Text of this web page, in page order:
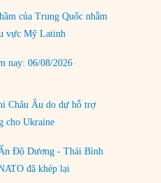
Chiến tranh Iran?
Bắc Kinh ở Biển Đông
nước nhỏ sẽ luôn
bê bối chấn động vòng
của Trung Quốc nhằm
vực Mỹ Latinh
nay: 06/08/2026
Châu Âu do dự hỗ trợ
cho Ukraine
Độ Dương - Thái Bình
đã khép lại